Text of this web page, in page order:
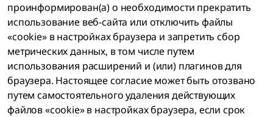
проинформирован(а) о необходимости прекратить
использование веб-сайта или отключить файлы
«cookie» в настройках браузера и запретить сбор
метрических данных, в том числе путем
использования расширений и (или) плагинов для
браузера. Настоящее согласие может быть отозвано
путем самостоятельного удаления действующих
файлов «cookie» в настройках браузера, если срок